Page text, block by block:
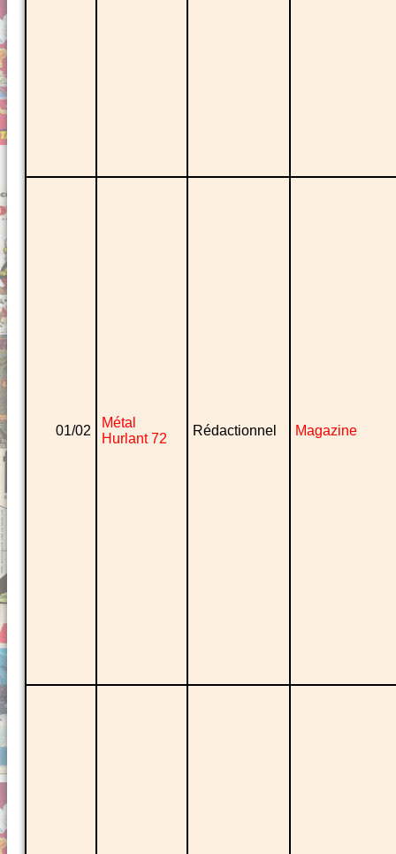
01/02
Métal
Hurlant 72
Rédactionnel Magazine